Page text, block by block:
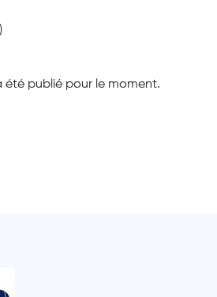
été publié pour le moment.